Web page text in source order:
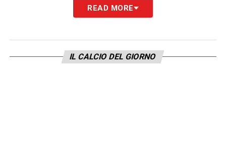
esempio. E se piace a tutte e quattro le parti,
LA PLAYLIST DELLE NOSTRE TOP NEWS
READ MORE
IL CALCIO DEL GIORNO